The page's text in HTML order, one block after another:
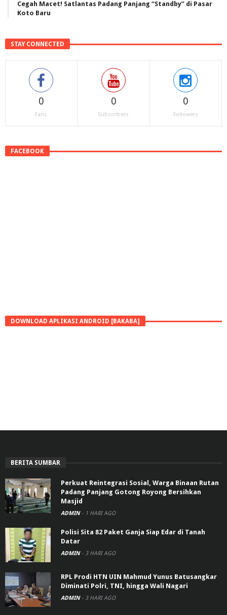
Cegah Macet! Satlantas Padang Panjang “Standby” di Pasar
Koto Baru
STAY CONNECTED
0
Fans
0
Subscribers
0
Followers
FACEBOOK
DOWNLOAD APLIKASI ANDROID [BAKABA]
BERITA SUMBAR
Perkuat Reintegrasi Sosial, Warga Binaan Rutan
Padang Panjang Gotong Royong Bersihkan
Masjid
ADMIN - 1 HARI AGO
Polisi Sita 82 Paket Ganja Siap Edar di Tanah
Datar
ADMIN - 3 HARI AGO
RPL Prodi HTN UIN Mahmud Yunus Batusangkar
Diminati Polri, TNI, hingga Wali Nagari
ADMIN - 3 HARI AGO